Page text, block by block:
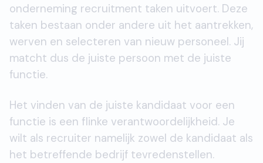
onderneming recruitment taken uitvoert. Deze
taken bestaan onder andere uit het aantrekken,
werven en selecteren van nieuw personeel. Jij
matcht dus de juiste persoon met de juiste
functie.
Het vinden van de juiste kandidaat voor een
functie is een flinke verantwoordelijkheid. Je
wilt als recruiter namelijk zowel de kandidaat als
het betreffende bedrijf tevredenstellen.